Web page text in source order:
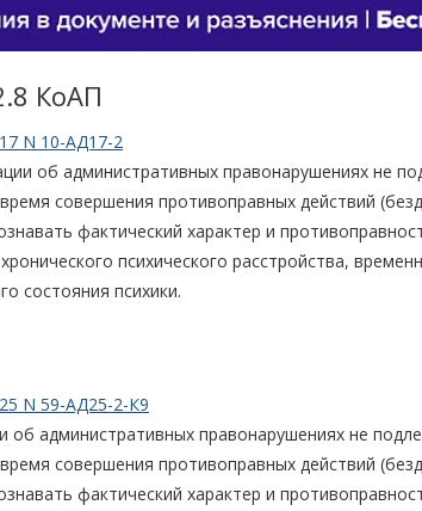
КоАП
N 10-АД17-2
об административных правонарушениях не
совершения противоправных действий
фактический характер и
психического расстройства,
состояния психики.
N 59-АД25-2-К9
об административных правонарушениях не
совершения противоправных действий
фактический характер и